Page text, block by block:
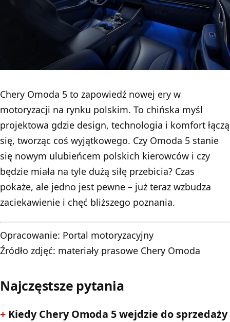
Chery Omoda 5 to zapowiedź nowej ery w
motoryzacji na rynku polskim. To chińska myśl
projektowa gdzie design, technologia i komfort łączą
się, tworząc coś wyjątkowego. Czy Omoda 5 stanie
się nowym ulubieńcem polskich kierowców i czy
będzie miała na tyle dużą siłę przebicia? Czas
pokaże, ale jedno jest pewne – już teraz wzbudza
zaciekawienie i chęć bliższego poznania.
Opracowanie: Portal motoryzacyjny
Źródło zdjęć: materiały prasowe Chery Omoda
Najczęstsze pytania
Kiedy Chery Omoda 5 wejdzie do sprzedaży